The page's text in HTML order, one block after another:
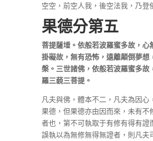
空空，前空人我，後空法我，乃登
果德分第五
菩提薩埵。依般若波羅蜜多故，心
掛礙故，無有恐怖，遠離顛倒夢想
槃。三世諸佛，依般若波羅蜜多故
羅三藐三菩提。
凡夫與佛，體本不二，凡夫為因心
果德，但果德亦由因而來，未有不
者也，第不可執取于有修有得有證
誤執以為無修無得無證者，則凡夫